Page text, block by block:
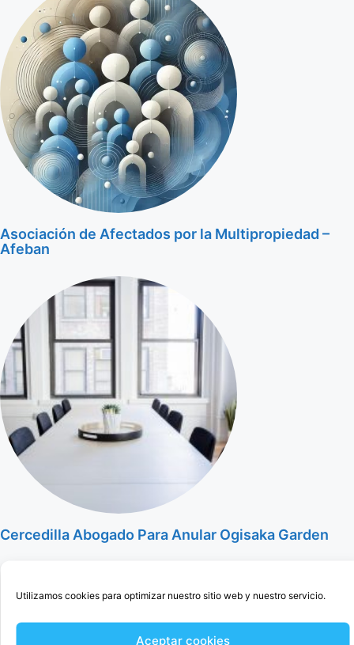
Utilizamos cookies para optimizar nuestro sitio web y nuestro servicio.
Aceptar cookies
Asociación de Afectados por la Multipropiedad –
Afeban
Cercedilla Abogado Para Anular Ogisaka Garden